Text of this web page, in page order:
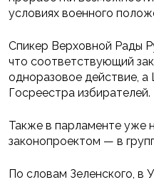
условиях военного
Спикер Верховной Рады
что соответствующий
одноразовое действие,
Госреестра избирателей.
Также в парламенте уже
законопроектом — в
По словам Зеленского, в